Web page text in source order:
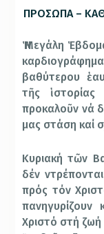
ΠΡΟΣΩΠΑ –
Ἡ Μεγάλη
βαθύτερου
τῆς
προκαλοῦν νά
μας στάση καί
Κυριακή τῶν
δέν
πρός τόν
Χριστό στή ζωή